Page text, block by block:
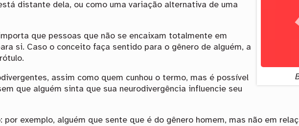
distante dela, ou como uma variação alternativa de uma
que pessoas que não se encaixam totalmente em
si. Caso o conceito faça sentido para o gênero de alguém, a
assim como quem cunhou o termo, mas é possível
que alguém sinta que sua neurodivergência influencie seu
exemplo, alguém que sente que é do gênero homem, mas não em